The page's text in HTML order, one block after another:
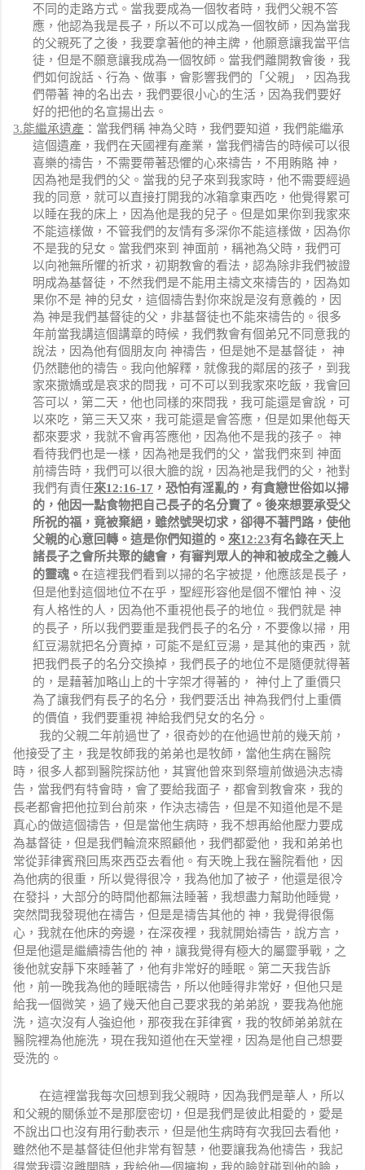
不同的走路方式。當我要成為一個牧者時，我們父親不答
應，他認為我是長子，所以不可以成為一個牧師，因為當我
的父親死了之後，我要拿著他的神主牌，他願意讓我當平信
徒，但是不願意讓我成為一個牧師。當我們離開教會後，我
們如何說話、行為、做事，會影響我們的「父親」，因為我
們帶著 神的名出去，我們要很小心的生活，因為我們要好
好的把他的名宣揚出去。
3.能繼承遺產 ：當我們稱 神為父時，我們要知道，我們能繼承
這個遺產，我們在天國裡有產業，當我們禱告的時候可以很
喜樂的禱告，不需要帶著恐懼的心來禱告，不用賄賂 神，
因為祂是我們的父。當我的兒子來到我家時，他不需要經過
我的同意，就可以直接打開我的冰箱拿東西吃，他覺得累可
以睡在我的床上，因為他是我的兒子。但是如果你到我家來
不能這樣做，不管我們的友情有多深你不能這樣做，因為你
不是我的兒女。當我們來到 神面前，稱祂為父時，我們可
以向祂無所懼的祈求，初期教會的看法，認為除非我們被證
明成為基督徒，不然我們是不能用主禱文來禱告的，因為如
果你不是 神的兒女，這個禱告對你來說是沒有意義的，因
為 神是我們基督徒的父，非基督徒也不能來禱告的。很多
年前當我講這個講章的時候，我們教會有個弟兄不同意我的
說法，因為他有個朋友向 神禱告，但是她不是基督徒， 神
仍然聽他的禱告。我向他解釋，就像我的鄰居的孩子，到我
家來撒嬌或是哀求的問我，可不可以到我家來吃飯，我會回
答可以，第二天，他也同樣的來問我，我可能還是會說，可
以來吃，第三天又來，我可能還是會答應，但是如果他每天
都來要求，我就不會再答應他，因為他不是我的孩子。 神
看待我們也是一樣，因為祂是我們的父，當我們來到 神面
前禱告時，我們可以很大膽的說，因為祂是我們的父，祂對
我們有責任來12:16-17 ， 恐怕有淫亂的，有貪戀世俗如以掃
的，他因一點食物把自己長子的名分賣了。後來想要承受父
所祝的福，竟被棄絕，雖然號哭切求，卻得不著門路，使他
父親的心意回轉。這是你們知道的。 來12:23有名錄在天上
諸長子之會所共聚的總會，有審判眾人的神和被成全之義人
的靈魂。 在這裡我們看到以掃的名字被提，他應該是長子，
但是他對這個地位不在乎，聖經形容他是個不懼怕 神、沒
有人格性的人，因為他不重視他長子的地位。我們就是 神
的長子，所以我們要重是我們長子的名分，不要像以掃，用
紅豆湯就把名分賣掉，可能不是紅豆湯，是其他的東西，就
把我們長子的名分交換掉，我們長子的地位不是隨便就得著
的，是藉著加略山上的十字架才得著的， 神付上了重價只
為了讓我們有長子的名分，我們要活出 神為我們付上重價
的價值，我們要重視 神給我們兒女的名分。
我的父親二年前過世了，很奇妙的在他過世前的幾天前，
他接受了主，我是牧師我的弟弟也是牧師，當他生病在醫院
時，很多人都到醫院探訪他，其實他曾來到祭壇前做過決志禱
告，當我們有特會時，會了要給我面子，都會到教會來，我的
長老都會把他拉到台前來，作決志禱告，但是不知道他是不是
真心的做這個禱告，但是當他生病時，我不想再給他壓力要成
為基督徒，但是我們輪流來照顧他，我們都愛他，我和弟弟也
常從菲律賓飛回馬來西亞去看他。有天晚上我在醫院看他，因
為他病的很重，所以覺得很冷，我為他加了被子，他還是很冷
在發抖，大部分的時間他都無法睡著，我想盡力幫助他睡覺，
突然間我發現他在禱告，但是是禱告其他的 神，我覺得很傷
心，我就在他床的旁邊，在深夜裡，我就開始禱告，說方言，
但是他還是繼續禱告他的 神，讓我覺得有極大的屬靈爭戰，之
後他就安靜下來睡著了，他有非常好的睡眠。第二天我告訴
他，前一晚我為他的睡眠禱告，所以他睡得非常好，但他只是
給我一個微笑，過了幾天他自己要求我的弟弟說，要我為他施
洗，這次沒有人強迫他，那夜我在菲律賓，我的牧師弟弟就在
醫院裡為他施洗，現在我知道他在天堂裡，因為是他自己想要
受洗的。
在這裡當我每次回想到我父親時，因為我們是華人，所以
和父親的關係並不是那麼密切，但是我們是彼此相愛的，愛是
不說出口也沒有用行動表示，但是他生病時有次我回去看他，
雖然他不是基督徒但他非常有智慧，他要讓我為他禱告，我記
得當我還沒離開時，我給他一個擁抱，我的臉就碰到他的臉，